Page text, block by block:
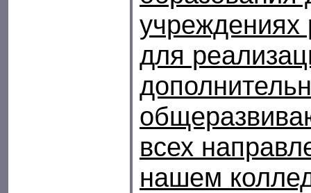
учреждениях
для
всех
нашем